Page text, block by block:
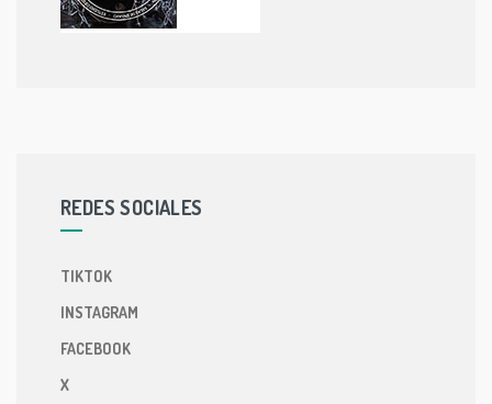
REDES SOCIALES
TIKTOK
INSTAGRAM
FACEBOOK
X